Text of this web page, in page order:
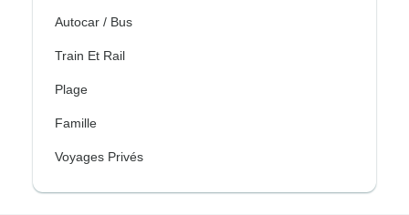
Autocar / Bus
Train Et Rail
Plage
Famille
Voyages Privés